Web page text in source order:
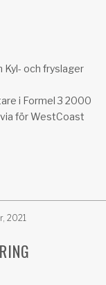
Kyl- och fryslager
i Formel 3 2000
för WestCoast
2021